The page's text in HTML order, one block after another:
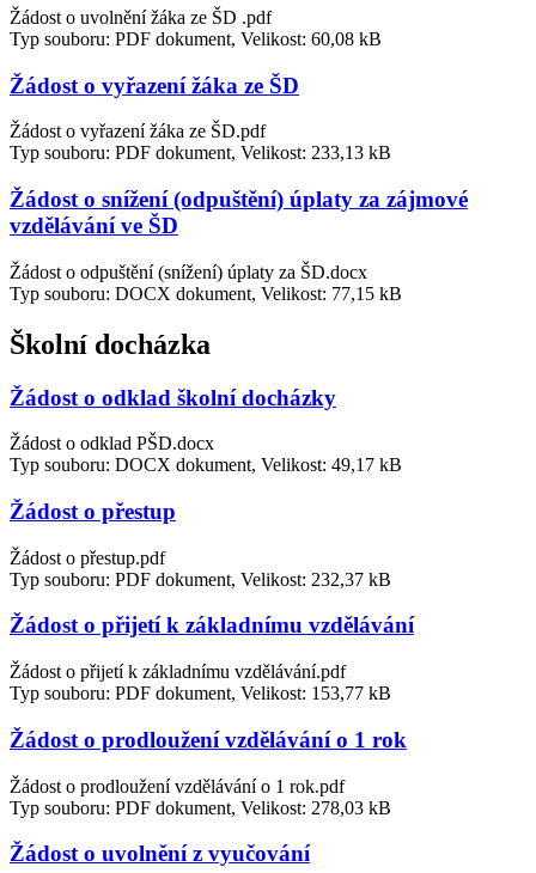
Žádost o uvolnění žáka ze ŠD .pdf
Typ souboru: PDF dokument, Velikost: 60,08 kB
Žádost o vyřazení žáka ze ŠD
Žádost o vyřazení žáka ze ŠD.pdf
Typ souboru: PDF dokument, Velikost: 233,13 kB
Žádost o snížení (odpuštění) úplaty za zájmové
vzdělávání ve ŠD
Žádost o odpuštění (snížení) úplaty za ŠD.docx
Typ souboru: DOCX dokument, Velikost: 77,15 kB
Školní docházka
Žádost o odklad školní docházky
Žádost o odklad PŠD.docx
Typ souboru: DOCX dokument, Velikost: 49,17 kB
Žádost o přestup
Žádost o přestup.pdf
Typ souboru: PDF dokument, Velikost: 232,37 kB
Žádost o přijetí k základnímu vzdělávání
Žádost o přijetí k základnímu vzdělávání.pdf
Typ souboru: PDF dokument, Velikost: 153,77 kB
Žádost o prodloužení vzdělávání o 1 rok
Žádost o prodloužení vzdělávání o 1 rok.pdf
Typ souboru: PDF dokument, Velikost: 278,03 kB
Žádost o uvolnění z vyučování